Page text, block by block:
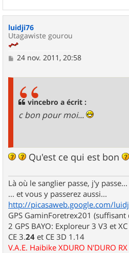
luidji76
Utagawiste gourou
M
24 nov. 2011, 20:58
vincebro a écrit :
c bon pour moi...
Qu'est ce qui est bon
Là où le sanglier passe, j'y passe...
... et vous y passerez aussi...
http://picasaweb.google.com/
GPS GaminForetrex201 (suffisant
2 GPS BAYO: Exploreur 3 V3 et
CE 3.24 et CE 3D 1.14
V.A.E. Haibike XDURO N'DURO